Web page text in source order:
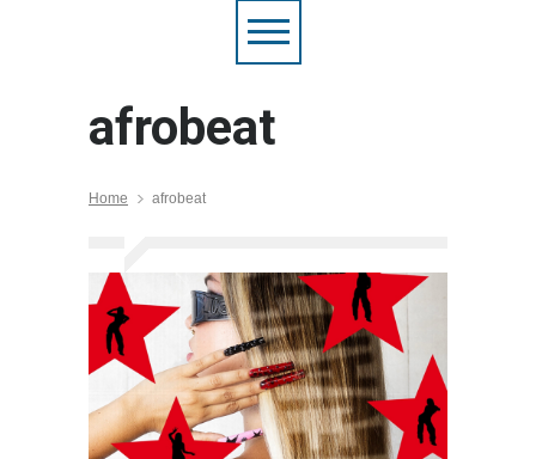
afrobeat
Home afrobeat